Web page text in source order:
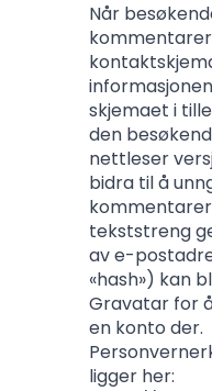
Når
skjemaet i
den
nettleser
bidra til å
tekststreng
av e-
«hash») kan
Gravatar for
en konto der.
ligger her: